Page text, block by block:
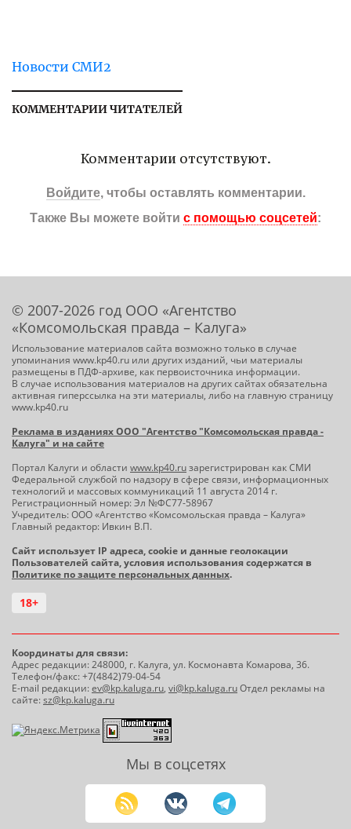
Новости СМИ2
КОММЕНТАРИИ ЧИТАТЕЛЕЙ
Комментарии отсутствуют.
Войдите, чтобы оставлять комментарии.
Также Вы можете войти с помощью соцсетей:
© 2007-2026 год ООО «Агентство
«Комсомольская правда – Калуга»
Использование материалов сайта возможно только в случае
упоминания www.kp40.ru или других изданий, чьи материалы
размещены в ПДФ-архиве, как первоисточника информации.
В случае использования материалов на других сайтах обязательна
активная гиперссылка на эти материалы, либо на главную страницу
www.kp40.ru
Реклама в изданиях ООО "Агентство "Комсомольская правда -
Калуга" и на сайте
Портал Калуги и области www.kp40.ruзарегистрирован как СМИ
Федеральной службой по надзору в сфере связи, информационных
технологий и массовых коммуникаций 11 августа 2014 г.
Регистрационный номер: Эл №ФС77-58967
Учредитель: ООО «Агентство «Комсомольская правда – Калуга»
Главный редактор: Ивкин В.П.
Сайт использует IP адреса, cookie и данные геолокации
Пользователей сайта, условия использования содержатся в
Политике по защите персональных данных.
18+
Координаты для связи:
Адрес редакции: 248000, г. Калуга, ул. Космонавта Комарова, 36.
Телефон/факс: +7(4842)79-04-54
E-mail редакции:ev@kp.kaluga.ru, vi@kp.kaluga.ruОтдел рекламы на
сайте:sz@kp.kaluga.ru
Мы в соцсетях